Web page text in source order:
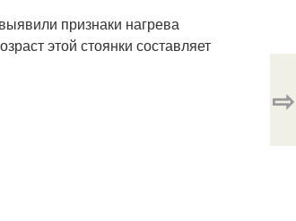
признаки нагрева
этой стоянки составляет
⇨